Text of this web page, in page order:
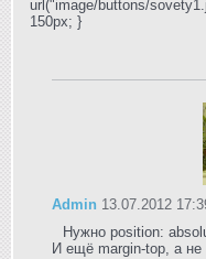
url("image/buttons/
150px; }
Admin 13.07.2012
Нужно position:
И ещё margin-top, а не